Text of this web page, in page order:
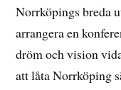
Norrköpings breda
arrangera en
dröm och vision
att låta Norrköping